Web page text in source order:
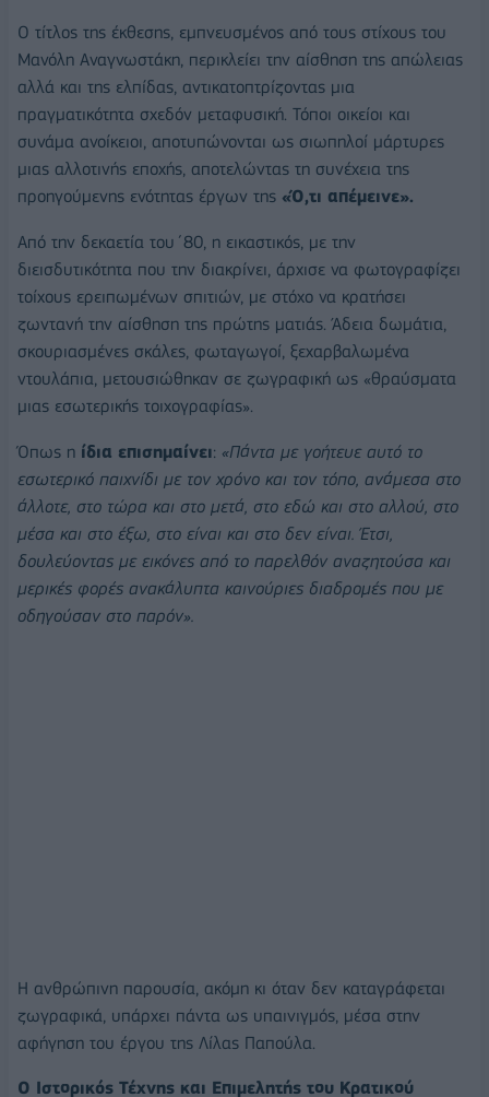
Ο τίτλος της έκθεσης, εμπνευσμένος από τους στίχους του
Μανόλη Αναγνωστάκη, περικλείει την αίσθηση της απώλειας
αλλά και της ελπίδας, αντικατοπτρίζοντας μια
πραγματικότητα σχεδόν μεταφυσική. Τόποι οικείοι και
συνάμα ανοίκειοι, αποτυπώνονται ως σιωπηλοί μάρτυρες
μιας αλλοτινής εποχής, αποτελώντας τη συνέχεια της
προηγούμενης ενότητας έργων της «Ό,τι απέμεινε».
Από την δεκαετία του΄80, η εικαστικός, με την
διεισδυτικότητα που την διακρίνει, άρχισε να φωτογραφίζει
τοίχους ερειπωμένων σπιτιών, με στόχο να κρατήσει
ζωντανή την αίσθηση της πρώτης ματιάς. Άδεια δωμάτια,
σκουριασμένες σκάλες, φωταγωγοί, ξεχαρβαλωμένα
ντουλάπια, μετουσιώθηκαν σε ζωγραφική ως «θραύσματα
μιας εσωτερικής τοιχογραφίας».
Όπως η ίδια επισημαίνει: «Πάντα με γοήτευε αυτό το
εσωτερικό παιχνίδι με τον χρόνο και τον τόπο, ανάμεσα στο
άλλοτε, στο τώρα και στο μετά, στο εδώ και στο αλλού, στο
μέσα και στο έξω, στο είναι και στο δεν είναι. Έτσι,
δουλεύοντας με εικόνες από το παρελθόν αναζητούσα και
μερικές φορές ανακάλυπτα καινούριες διαδρομές που με
οδηγούσαν στο παρόν».
Η ανθρώπινη παρουσία, ακόμη κι όταν δεν καταγράφεται
ζωγραφικά, υπάρχει πάντα ως υπαινιγμός, μέσα στην
αφήγηση του έργου της Λίλας Παπούλα.
Ο Ιστορικός Τέχνης και Επιμελητής του Κρατικού